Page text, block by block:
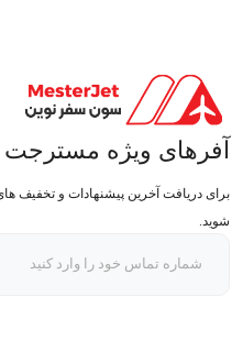
آفرهای ویژه مسترجت
برای دریافت آخرین پیشنهادات و تخفیف
شوید.